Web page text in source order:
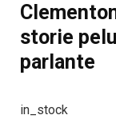
storie
parlante
in_stock